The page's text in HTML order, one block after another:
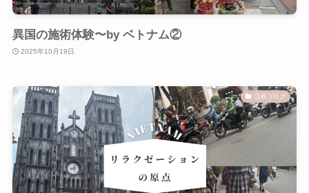
異国の施術体験〜by ベトナム②
2025年10月19日
店長ブログ